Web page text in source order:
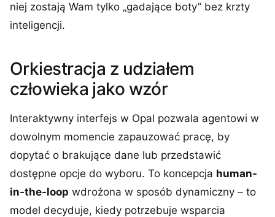
niej zostają Wam tylko „gadające boty” bez krzty
inteligencji.
Orkiestracja z udziałem
człowieka jako wzór
Interaktywny interfejs w Opal pozwala agentowi w
dowolnym momencie zapauzować pracę, by
dopytać o brakujące dane lub przedstawić
dostępne opcje do wyboru. To koncepcja human-
in-the-loop wdrożona w sposób dynamiczny – to
model decyduje, kiedy potrzebuje wsparcia